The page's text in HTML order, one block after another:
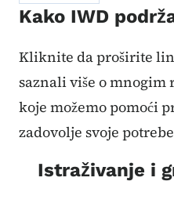
Kako IWD
Kliknite da proširite
saznali više o
koje možemo pomoći
zadovolje svoje
Istraživanje i